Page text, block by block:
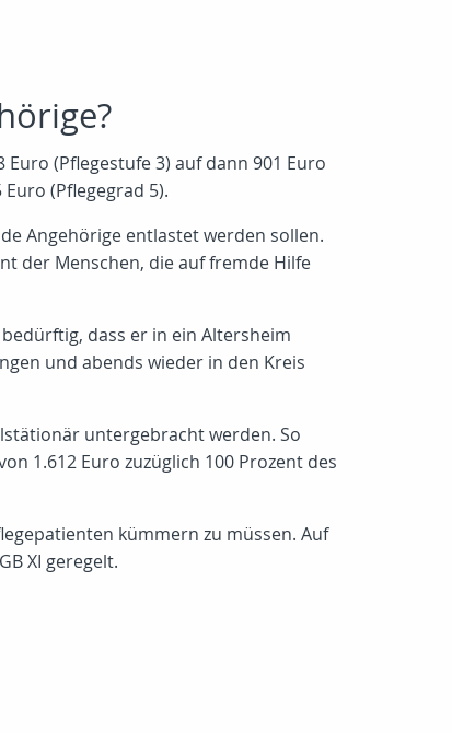
(Pflegestufe 3) auf dann 901 Euro
(Pflegegrad 5).
Angehörige entlastet werden sollen.
der Menschen, die auf fremde Hilfe
dass er in ein Altersheim
und abends wieder in den Kreis
untergebracht werden. So
1.612 Euro zuzüglich 100 Prozent des
kümmern zu müssen. Auf
XI geregelt.